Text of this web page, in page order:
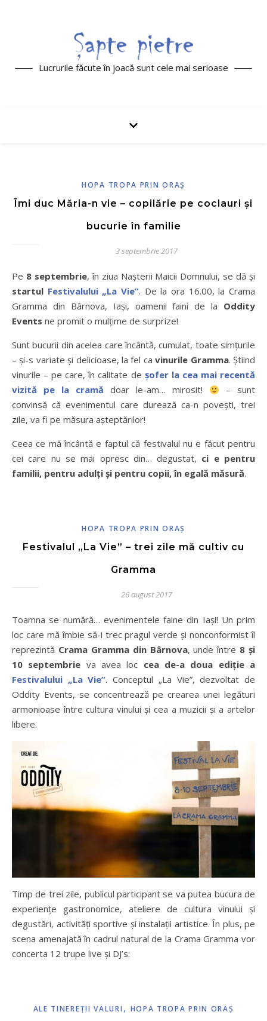
Lucrurile făcute în joacă sunt cele mai serioase
HOPA TROPA PRIN ORAŞ
Îmi duc Măria-n vie – copilărie pe coclauri și
bucurie în familie
3 septembrie 2017
Pe 8 septembrie, în ziua Nașterii Maicii Domnului, se dă și
startul Festivalului „La Vie”. De la ora 16.00, la Crama
Gramma din Bârnova, Iași, oamenii faini de la Oddity
Events ne promit o mulțime de surprize!
Sunt bucurii din acelea care încântă, cumulat, toate simțurile
– și-s variate și delicioase, la fel cavinurile Gramma. Știind
vinurile – pe care, în calitate de șofer la cea mai recentă
vizită pe la cramă doar le-am… mirosit!
– sunt
convinsă că evenimentul care durează ca-n povești, trei
zile, va fi pe măsura așteptărilor!
Ceea ce mă încântă e faptul că festivalul nu e făcut pentru
cei care nu se mai opresc din… degustat, ci e pentru
familii, pentru adulți și pentru copii, în egală măsură.
HOPA TROPA PRIN ORAŞ
Festivalul „La Vie” – trei zile mă cultiv cu
Gramma
26 august 2017
Toamna se numără… evenimentele faine din Iași! Un prim
loc care mă îmbie să-i trec pragul verde și nonconformist îl
reprezintă Crama Gramma din Bârnova, unde între 8 și
10 septembrie va avea loc cea de-a doua ediție a
Festivalului „La Vie”. Conceptul „La Vie”, dezvoltat de
Oddity Events, se concentrează pe crearea unei legături
armonioase între cultura vinului și cea a muzicii și a artelor
libere.
Timp de trei zile, publicul participant se va putea bucura de
experiențe gastronomice, ateliere de cultura vinului și
degustări, activități sportive și instalații artistice. În plus, pe
scena amenajată în cadrul natural de la Crama Gramma vor
concerta 12 trupe live și DJ’s:
ALE TINEREŢII VALURI , HOPA TROPA PRIN ORAŞ